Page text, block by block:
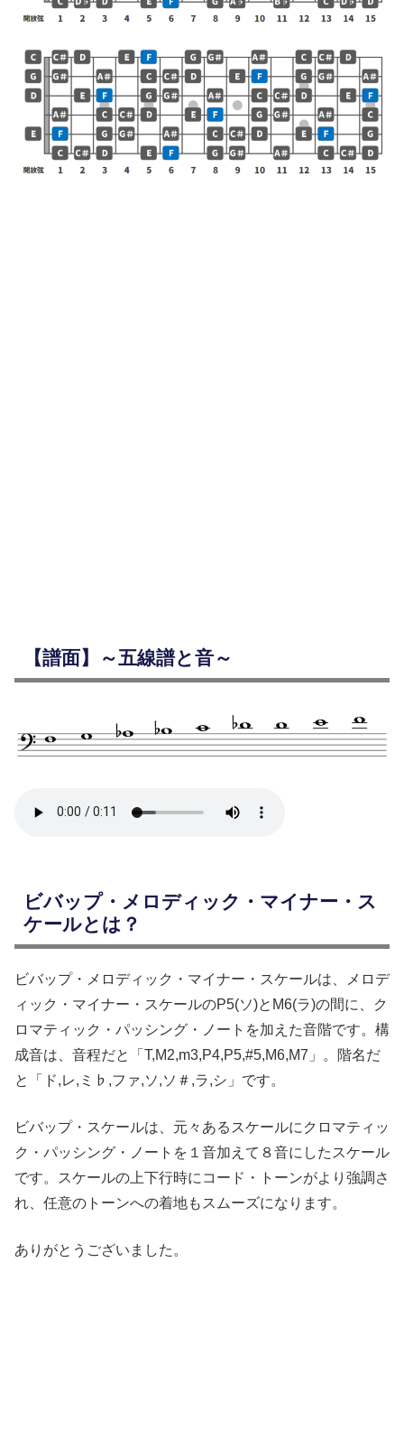
【譜面】～五線譜と音～
ビバップ・メロディック・マイナー・ス
ケールとは？
ビバップ・メロディック・マイナー・スケールは、メロデ
ィック・マイナー・スケールのP5(ソ)とM6(ラ)の間に、ク
ロマティック・パッシング・ノートを加えた音階です。構
成音は、音程だと「T,M2,m3,P4,P5,#5,M6,M7」。階名だ
と「ド,レ,ミ♭,ファ,ソ,ソ＃,ラ,シ」です。
ビバップ・スケールは、元々あるスケールにクロマティッ
ク・パッシング・ノートを１音加えて８音にしたスケール
です。スケールの上下行時にコード・トーンがより強調さ
れ、任意のトーンへの着地もスムーズになります。
ありがとうございました。